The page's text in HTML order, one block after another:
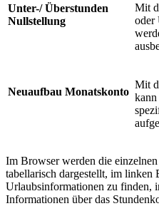
Unter-/ Überstunden
Nullstellung
Mit
oder
Neuaufbau Monatskonto
Mit
kann
Im Browser werden die
tabellarisch dargestellt, im linken
Urlaubsinformationen zu finden,
Informationen über das